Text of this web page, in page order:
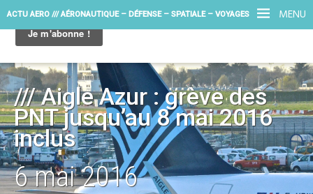
MENU
ACTU AERO /// AÉRONAUTIQUE – DÉFENSE – SPATIALE – VOYAGES
/// Aigle Azur : grève des
PNT jusqu’au 8 mai 2016
inclus
6 mai 2016